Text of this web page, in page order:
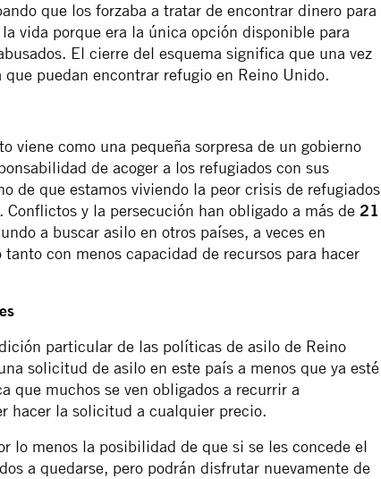
que los forzaba a tratar de encontrar dinero para
vida porque era la única opción disponible para
El cierre del esquema significa que una vez
que puedan encontrar refugio en Reino Unido.
viene como una pequeña sorpresa de un gobierno
de acoger a los refugiados con sus
de que estamos viviendo la peor crisis de refugiados
y la persecución han obligado a más de 21
a buscar asilo en otros países, a veces en
con menos capacidad de recursos para hacer
particular de las políticas de asilo de Reino
solicitud de asilo en este país a menos que ya esté
que muchos se ven obligados a recurrir a
hacer la solicitud a cualquier precio.
lo menos la posibilidad de que si se les concede el
a quedarse, pero podrán disfrutar nuevamente de